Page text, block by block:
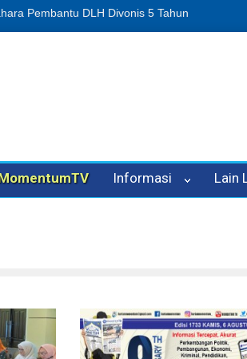
Hukum Pelapor Desak Polisi Tetapkan P-
Informasi Lain